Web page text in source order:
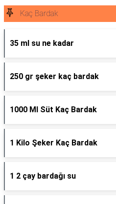
Kaç Bardak
35 ml su ne kadar
250 gr şeker kaç bardak
1000 Ml Süt Kaç Bardak
1 Kilo Şeker Kaç Bardak
1 2 çay bardağı su